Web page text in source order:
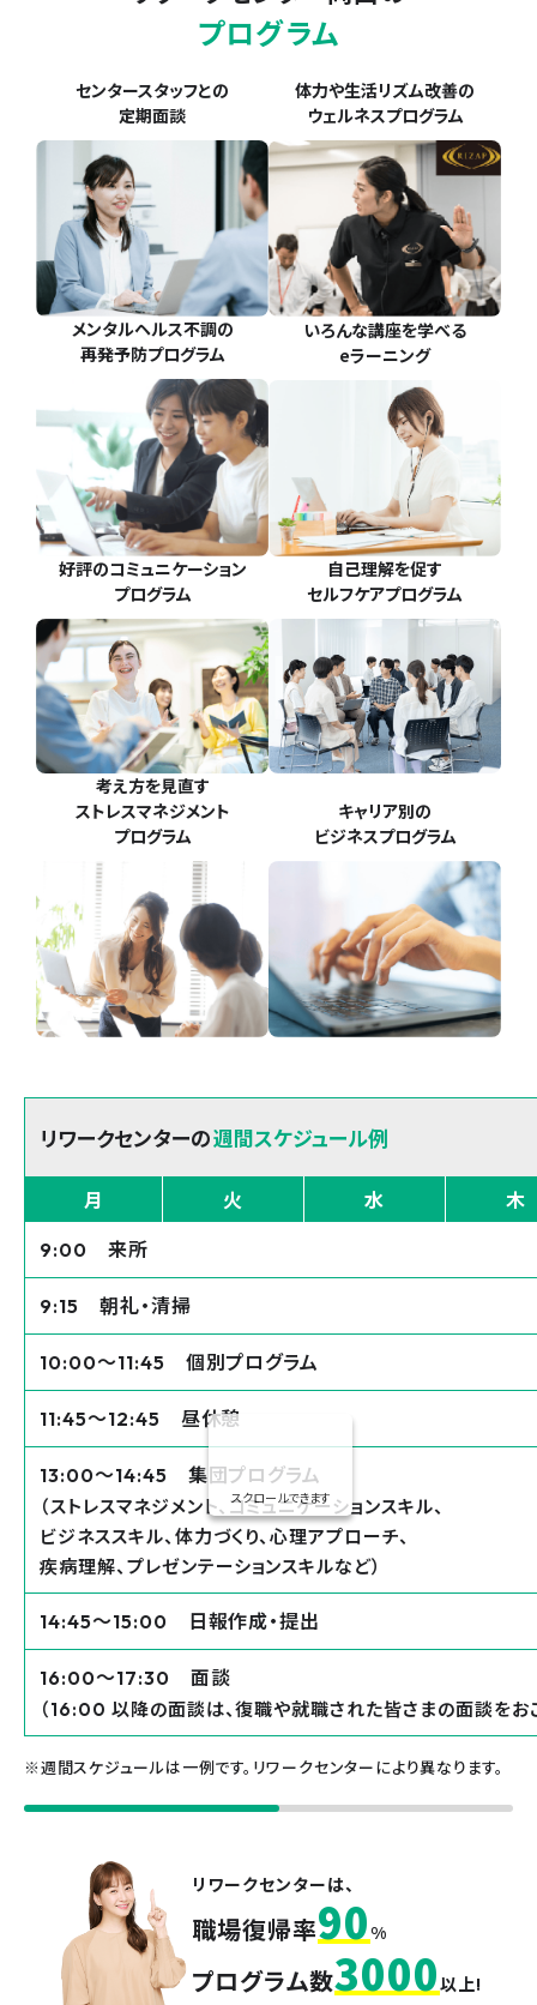
プログラム
センタースタッフとの
定期面談
体力や生活リズム改善の
ウェルネスプログラム
メンタルヘルス不調の
再発予防プログラム
いろんな講座を学べる
eラーニング
好評のコミュニケーション
プログラム
自己理解を促す
セルフケアプログラム
考え方を見直す
ストレスマネジメント
プログラム
キャリア別の
ビジネスプログラム
リワークセンターの週間スケジュール例
月 火 水 木
9:00 来所
9:15 朝礼・清掃
10:00〜11:45 個別プログラム
11:45〜12:45 昼休憩
13:00〜14:45 集団プログラム
（ストレスマネジメント、コミュニケーションスキル、
ビジネススキル、体力づくり、心理アプローチ、
疾病理解、プレゼンテーションスキルなど）
14:45〜15:00 日報作成・提出
16:00〜17:30 面談
（16:00 以降の面談は、復職や就職された皆さまの面談をお
※週間スケジュールは一例です。リワークセンターにより異なります。
スクロールできます
リワークセンターは、
職場復帰率90%
プログラム数3000以上!